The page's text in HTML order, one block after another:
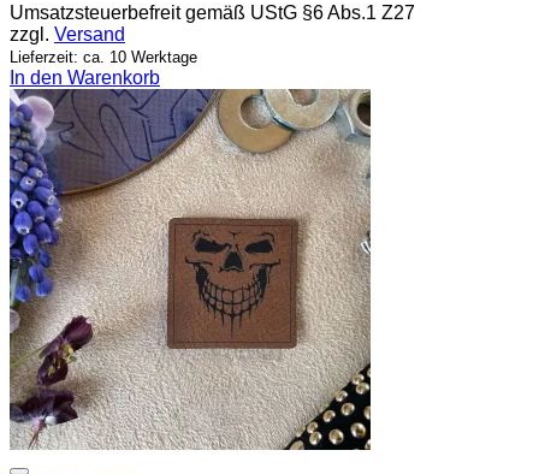
Umsatzsteuerbefreit gemäß UStG §6 Abs.1 Z27
zzgl. Versand
Lieferzeit: ca. 10 Werktage
In den Warenkorb